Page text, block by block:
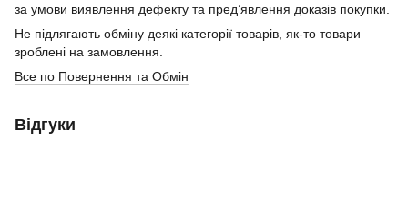
за умови виявлення дефекту та пред’явлення доказів покупки.
Не підлягають обміну деякі категорії товарів, як-то товари
зроблені на замовлення.
Все по Повернення та Обмін
Відгуки